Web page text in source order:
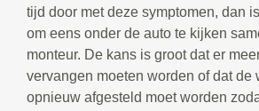
tijd door met deze symptomen, dan
om eens onder de auto te kijken
monteur. De kans is groot dat er
vervangen moeten worden of dat de
opnieuw afgesteld moet worden